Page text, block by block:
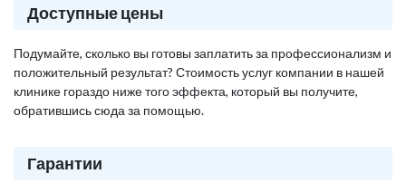
Доступные цены
Подумайте, сколько вы готовы заплатить за профессионализм и
положительный результат? Стоимость услуг компании в нашей
клинике гораздо ниже того эффекта, который вы получите,
обратившись сюда за помощью.
Гарантии